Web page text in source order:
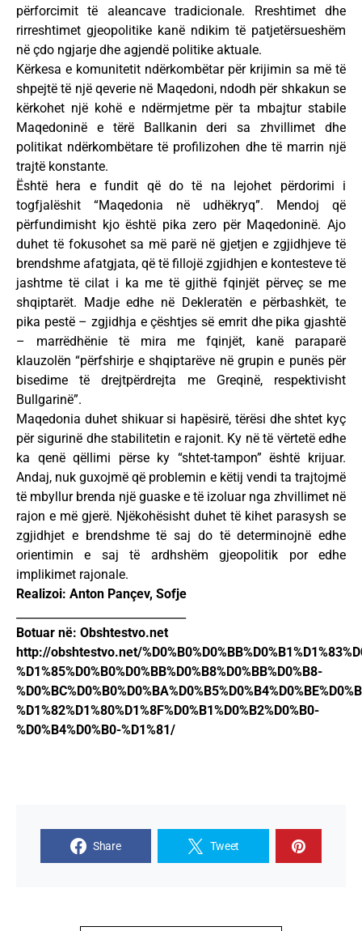
përforcimit të aleancave tradicionale. Rreshtimet dhe
rirreshtimet gjeopolitike kanë ndikim të patjetërsueshëm
në çdo ngjarje dhe agjendë politike aktuale.
Kërkesa e komunitetit ndërkombëtar për krijimin sa më të
shpejtë të një qeverie në Maqedoni, ndodh për shkakun se
kërkohet një kohë e ndërmjetme për ta mbajtur stabile
Maqedoninë e tërë Ballkanin deri sa zhvillimet dhe
politikat ndërkombëtare të profilizohen dhe të marrin një
trajtë konstante.
Është hera e fundit që do të na lejohet përdorimi i
togfjalëshit “Maqedonia në udhëkryq”. Mendoj që
përfundimisht kjo është pika zero për Maqedoninë. Ajo
duhet të fokusohet sa më parë në gjetjen e zgjidhjeve të
brendshme afatgjata, që të fillojë zgjidhjen e kontesteve të
jashtme të cilat i ka me të gjithë fqinjët përveç se me
shqiptarët. Madje edhe në Dekleratën e përbashkët, te
pika pestë – zgjidhja e çështjes së emrit dhe pika gjashtë
– marrëdhënie të mira me fqinjët, kanë paraparë
klauzolën “përfshirje e shqiptarëve në grupin e punës për
bisedime të drejtpërdrejta me Greqinë, respektivisht
Bullgarinë”.
Maqedonia duhet shikuar si hapësirë, tërësi dhe shtet kyç
për sigurinë dhe stabilitetin e rajonit. Ky në të vërtetë edhe
ka qenë qëllimi përse ky “shtet-tampon” është krijuar.
Andaj, nuk guxojmë që problemin e këtij vendi ta trajtojmë
të mbyllur brenda një guaske e të izoluar nga zhvillimet në
rajon e më gjerë. Njëkohësisht duhet të kihet parasysh se
zgjidhjet e brendshme të saj do të determinojnë edhe
orientimin e saj të ardhshëm gjeopolitik por edhe
implikimet rajonale.
Realizoi: Anton Pançev, Sofje
Botuar në: Obshtestvo.net
http://obshtestvo.net/
%D1%85%D0%B0%D0%BB%D0%B8%D0%BB%D0%B8-
%D1%82%D1%80%D1%8F%D0%B1%D0%B2%D0%B0-
%D0%B4%D0%B0-%D1%81/
Share Tweet